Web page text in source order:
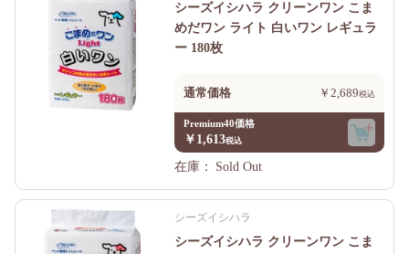
シーズイシハラ クリーンワン こま
めだワン ライト 白いワン レギュラ
ー 180枚
通常価格 ￥2,689
Premium40価格
￥1,613
在庫：
Sold Out
シーズイシハラ
シーズイシハラ クリーンワン こま